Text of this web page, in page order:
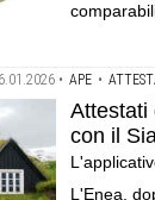
• APE •
Attestati
con il
L'Enea,